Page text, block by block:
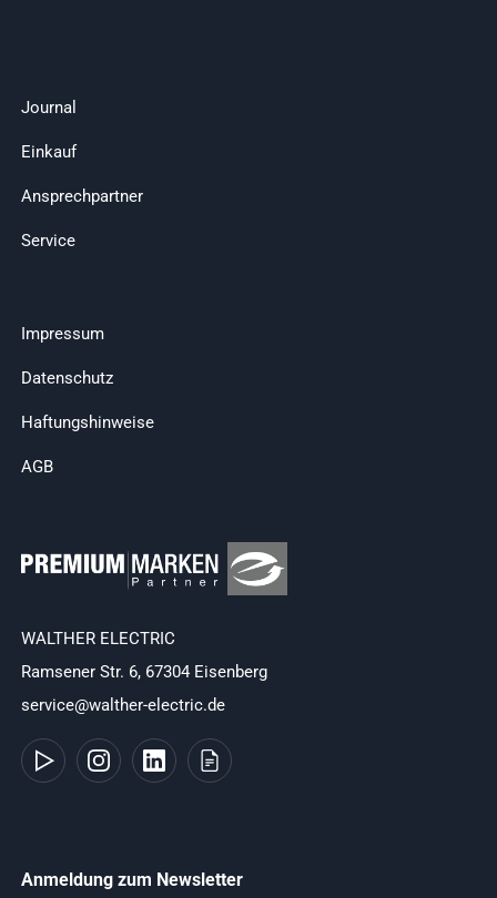
Journal
Einkauf
Ansprechpartner
Service
Impressum
Datenschutz
Haftungshinweise
AGB
WALTHER ELECTRIC
Ramsener Str. 6, 67304 Eisenberg
service@walther-electric.de
Anmeldung zum Newsletter